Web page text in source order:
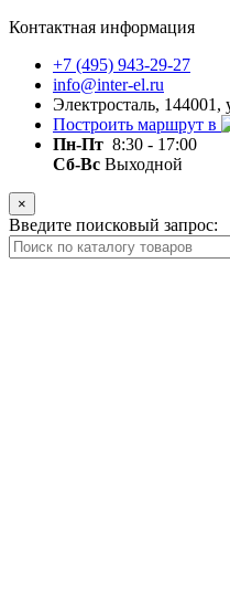
Контактная информация
+7 (495) 943-29-27
info@inter-el.ru
Электросталь, 144001,
Построить маршрут в
Пн-Пт 8:30 - 17:00
Сб-Вс Выходной
×
Введите поисковый запрос: